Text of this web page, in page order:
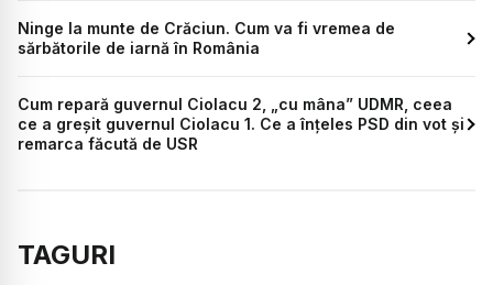
Ninge la munte de Crăciun. Cum va fi vremea de
sărbătorile de iarnă în România
Cum repară guvernul Ciolacu 2, „cu mâna” UDMR, ceea
ce a greșit guvernul Ciolacu 1. Ce a înțeles PSD din vot și
remarca făcută de USR
TAGURI